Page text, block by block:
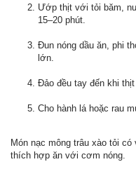
Ướp thịt với tỏi băm,
15–20 phút.
Đun nóng dầu ăn, phi
lớn.
Đảo đều tay đến khi
Cho hành lá hoặc rau
Món nạc mông trâu xào tỏi
thích hợp ăn với cơm nóng.